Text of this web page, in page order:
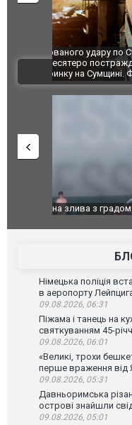
За 2000
Єкатеринбурзі
склад
Вже вивели на
Німецька поліція
в аеропорту
09.08.2026, 06:31
Піжама і танець на
святкуванням 45-
09.08.2026, 06:01
«Великі, трохи
перше враження від
09.08.2026, 05:31
Давньоримська
острові знайшли
09.08.2026, 05:01